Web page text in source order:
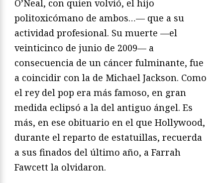
O’Neal, con quien volvió, el hijo
politoxicómano de ambos…— que a su
actividad profesional. Su muerte —el
veinticinco de junio de 2009— a
consecuencia de un cáncer fulminante, fue
a coincidir con la de Michael Jackson. Como
el rey del pop era más famoso, en gran
medida eclipsó a la del antiguo ángel. Es
más, en ese obituario en el que Hollywood,
durante el reparto de estatuillas, recuerda
a sus finados del último año, a Farrah
Fawcett la olvidaron.